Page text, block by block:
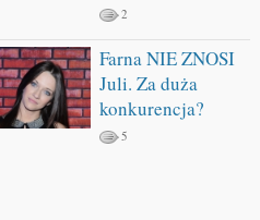
2
Farna NIE ZNOSI
Juli. Za duża
konkurencja?
5